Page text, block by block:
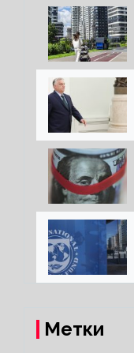
Метки